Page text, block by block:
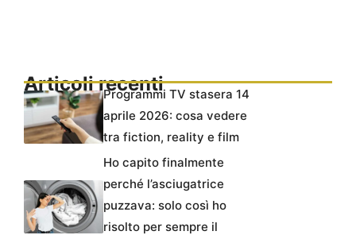
Articoli recentiProgrammi TV stasera 14
aprile 2026: cosa vedere
tra fiction, reality e film
Ho capito finalmente
perché l’asciugatrice
puzzava: solo così ho
risolto per sempre il